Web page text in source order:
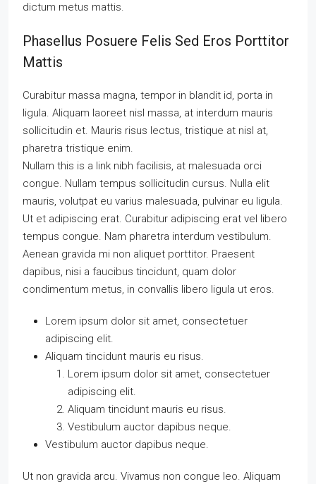
dictum metus mattis.
Phasellus Posuere Felis Sed Eros Porttitor
Mattis
Curabitur massa magna, tempor in blandit id, porta in
ligula. Aliquam laoreet nisl massa, at interdum mauris
sollicitudin et. Mauris risus lectus, tristique at nisl at,
pharetra tristique enim.
Nullam this is a link nibh facilisis, at malesuada orci
congue. Nullam tempus sollicitudin cursus. Nulla elit
mauris, volutpat eu varius malesuada, pulvinar eu ligula.
Ut et adipiscing erat. Curabitur adipiscing erat vel libero
tempus congue. Nam pharetra interdum vestibulum.
Aenean gravida mi non aliquet porttitor. Praesent
dapibus, nisi a faucibus tincidunt, quam dolor
condimentum metus, in convallis libero ligula ut eros.
Lorem ipsum dolor sit amet, consectetuer
adipiscing elit.
Aliquam tincidunt mauris eu risus.
Lorem ipsum dolor sit amet, consectetuer
adipiscing elit.
Aliquam tincidunt mauris eu risus.
Vestibulum auctor dapibus neque.
Vestibulum auctor dapibus neque.
Ut non gravida arcu. Vivamus non congue leo. Aliquam